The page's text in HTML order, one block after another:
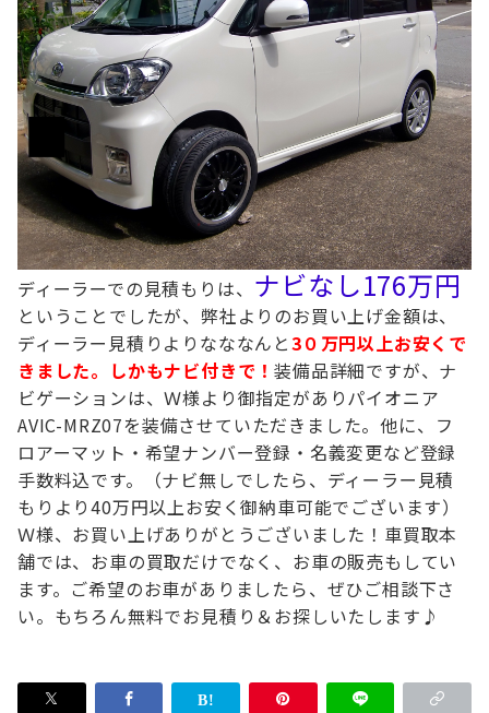
ディーラーでの見積もりは、 ナビなし176万円
ということでしたが、弊社よりのお買い上げ金額は、
ディーラー見積りより なななんと3０万円以上お安くで
きました。しかもナビ付きで！装備品詳細ですが、ナ
ビゲーションは、Ｗ様より御指定がありパイオニア
AVIC-MRZ07を装備させていただきました。他に、フ
ロアーマット・希望ナンバー登録・名義変更など登録
手数料込です。
（ナビ無しでしたら、ディーラー見積
もりより40万円以上お安く御納車可能でございます）
Ｗ様、お買い上げありがとうございました！ 車買取本
舗では、お車の買取だけでなく、お車の販売もしてい
ます。 ご希望のお車がありましたら、ぜひご相談下さ
い。 もちろん無料でお見積り＆お探しいたします♪